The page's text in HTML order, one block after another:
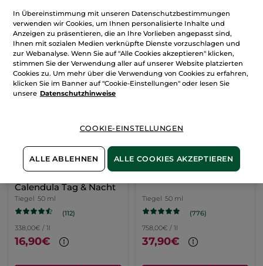
21,90€
IN DEN
WARENKORB
39,90€
IN DEN
WARENKORB
BESTSELLER
Calendula Tag & Nacht
Tiegel 50 ml
(112)
338,00€ / 1l
16,90€
Tiegel 50 ml
(776)
758,00€ / 1l
37,90€
In Übereinstimmung mit unseren Datenschutzbestimmungen
verwenden wir Cookies, um Ihnen personalisierte Inhalte und
Anzeigen zu präsentieren, die an Ihre Vorlieben angepasst sind,
Ihnen mit sozialen Medien verknüpfte Dienste vorzuschlagen und
zur Webanalyse. Wenn Sie auf "Alle Cookies akzeptieren" klicken,
stimmen Sie der Verwendung aller auf unserer Website platzierten
Cookies zu. Um mehr über die Verwendung von Cookies zu erfahren,
klicken Sie im Banner auf "Cookie-Einstellungen" oder lesen Sie
unsere Datenschutzhinweise
COOKIE-EINSTELLUNGEN
ALLE ABLEHNEN ALLE COOKIES AKZEPTIEREN